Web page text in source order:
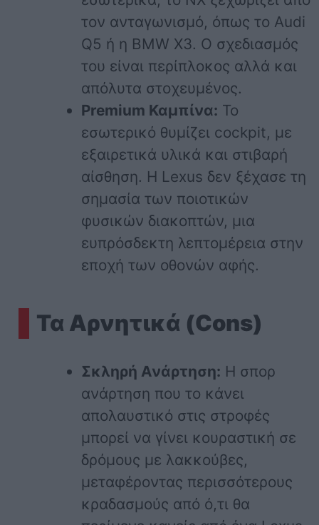
τον ανταγωνισμό, όπως το Audi
Q5 ή η BMW X3. Ο σχεδιασμός
του είναι περίπλοκος αλλά και
απόλυτα στοχευμένος.
Premium Καμπίνα: Το
εσωτερικό θυμίζει cockpit, με
εξαιρετικά υλικά και στιβαρή
αίσθηση. Η Lexus δεν ξέχασε τη
σημασία των ποιοτικών
φυσικών διακοπτών, μια
ευπρόσδεκτη λεπτομέρεια στην
εποχή των οθονών αφής.
Τα Αρνητικά (Cons)
Σκληρή Ανάρτηση: Η σπορ
ανάρτηση που το κάνει
απολαυστικό στις στροφές
μπορεί να γίνει κουραστική σε
δρόμους με λακκούβες,
μεταφέροντας περισσότερους
κραδασμούς από ό,τι θα